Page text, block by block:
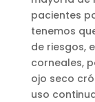
pacientes
tenemos
de riesgos,
corneales,
ojo seco
uso